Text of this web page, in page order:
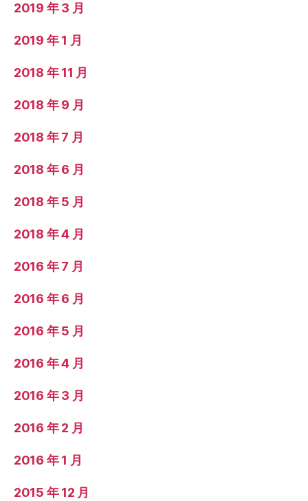
2019 年 3 月
2019 年 1 月
2018 年 11 月
2018 年 9 月
2018 年 7 月
2018 年 6 月
2018 年 5 月
2018 年 4 月
2016 年 7 月
2016 年 6 月
2016 年 5 月
2016 年 4 月
2016 年 3 月
2016 年 2 月
2016 年 1 月
2015 年 12 月